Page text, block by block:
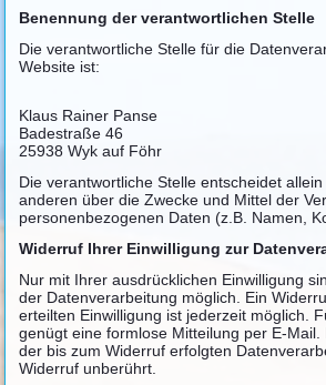
Benennung der verantwortlichen Stelle
Die verantwortliche Stelle für die
Website ist:
Klaus Rainer Panse
Badestraße 46
25938 Wyk auf Föhr
Die verantwortliche Stelle entscheidet
anderen über die Zwecke und Mittel der
personenbezogenen Daten (z.B. Namen,
Widerruf Ihrer Einwilligung zur
Nur mit Ihrer ausdrücklichen Einwilligung
der Datenverarbeitung möglich. Ein
erteilten Einwilligung ist jederzeit möglich.
genügt eine formlose Mitteilung per E-
der bis zum Widerruf erfolgten
Widerruf unberührt.